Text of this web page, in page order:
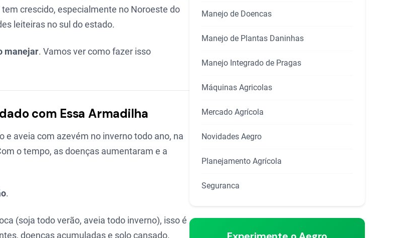
crescido, especialmente no Noroeste do
leiteiras no sul do estado.
manejar. Vamos ver como fazer isso
com Essa Armadilha
e aveia com azevém no inverno todo ano, na
o tempo, as doenças aumentaram e a
.
(soja todo verão, aveia todo inverno), isso é
doenças acumuladas e solo cansado.
Manejo de Doencas
Manejo de Plantas Daninhas
Manejo Integrado de Pragas
Máquinas Agricolas
Mercado Agrícola
Novidades Aegro
Planejamento Agrícola
Seguranca